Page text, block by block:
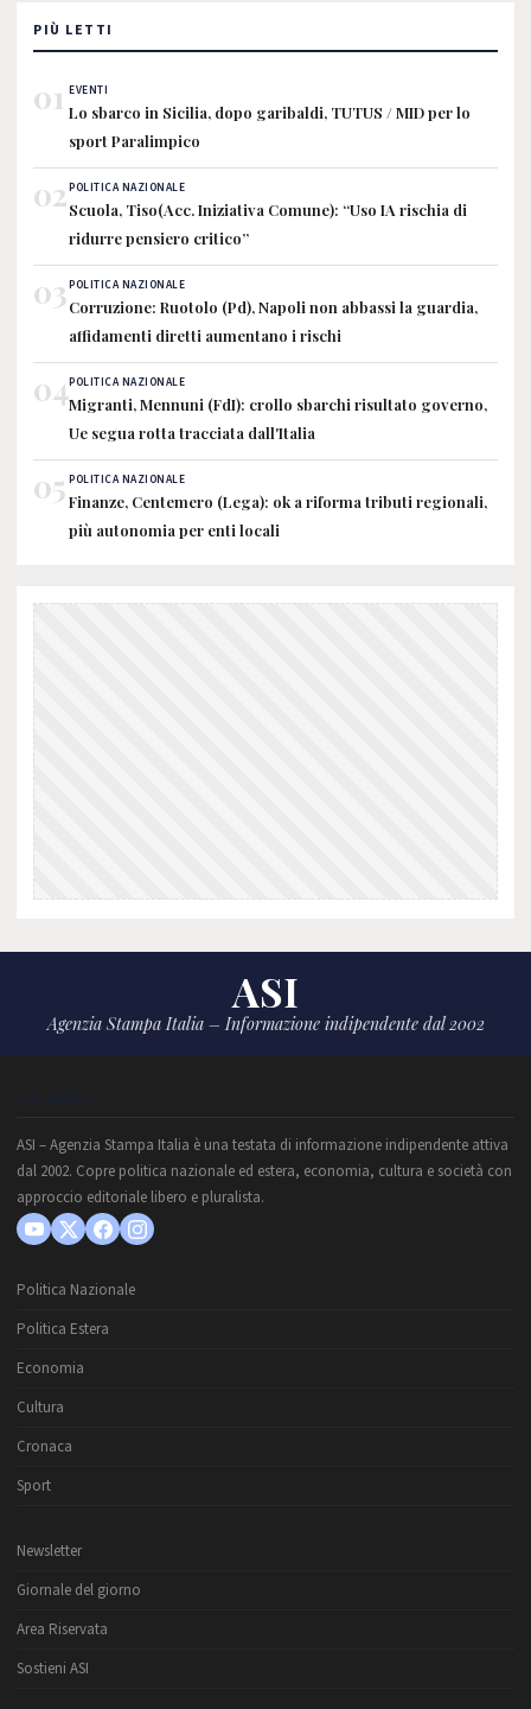
PIÙ LETTI
01 EVENTI
Lo sbarco in Sicilia, dopo garibaldi, TUTUS / MID per lo
sport Paralimpico
02POLITICA NAZIONALE
Scuola, Tiso(Acc. Iniziativa Comune): “Uso IA rischia di
ridurre pensiero critico”
03POLITICA NAZIONALE
Corruzione: Ruotolo (Pd), Napoli non abbassi la guardia,
affidamenti diretti aumentano i rischi
04POLITICA NAZIONALE
Migranti, Mennuni (FdI): crollo sbarchi risultato governo,
Ue segua rotta tracciata dall'Italia
05 POLITICA NAZIONALE
Finanze, Centemero (Lega): ok a riforma tributi regionali,
più autonomia per enti locali
ASI
Agenzia Stampa Italia – Informazione indipendente dal 2002
CHI SIAMO
ASI – Agenzia Stampa Italia è una testata di informazione indipendente attiva
dal 2002. Copre politica nazionale ed estera, economia, cultura e società con
approccio editoriale libero e pluralista.
Politica Nazionale
Politica Estera
Economia
Cultura
Cronaca
Sport
Newsletter
Giornale del giorno
Area Riservata
Sostieni ASI